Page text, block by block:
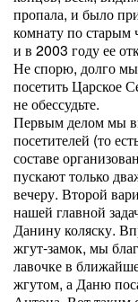
пропала, и было
комнату по старым
и в 2003 году ее
Не спорю, долго
посетить Царское
не обессудьте.
Первым делом мы
посетителей (то
составе
пускают только
вечеру. Второй
нашей главной
Данину коляску.
жгут-замок, мы
лавочке в
жгутом, а Даню